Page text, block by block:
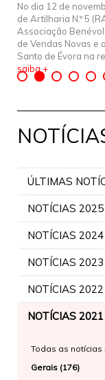
No dia 12 de
de Artilharia N.º 5
Associação
de Vendas Novas e
Santo de Évora na
saiba +
ÚLTIMAS
NOTÍCIAS 2025
NOTÍCIAS 2024
NOTÍCIAS 2023
NOTÍCIAS 2022
NOTÍCIAS 2021
Todas as notícias
Gerais (176)